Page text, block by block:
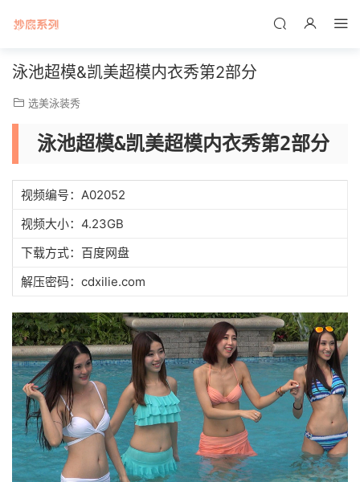
泳池超模&凯美超模内衣秀第2部分
选美泳装秀
泳池超模&凯美超模内衣秀第2部分
视频编号：A02052
视频大小：4.23GB
下载方式：百度网盘
解压密码：cdxilie.com